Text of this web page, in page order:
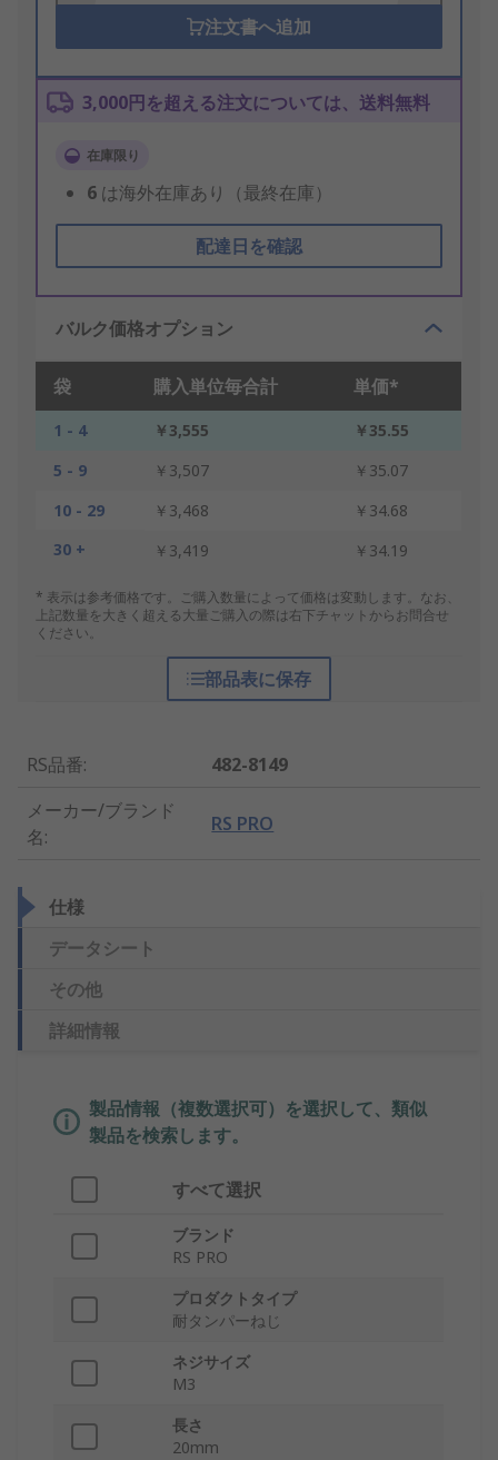
注文書へ追加
3,000円を超える注文については、送料無料
在庫限り
6 は海外在庫あり（最終在庫）
配達日を確認
バルク価格オプション
袋 購入単位毎合計 単価*
1 - 4 ￥3,555
￥35.55
5 - 9
￥3,507
￥35.07
10 - 29
￥3,468
￥34.68
30 +
￥3,419 ￥34.19
* 表示は参考価格です。ご購入数量によって価格は変動します。なお、
上記数量を大きく超える大量ご購入の際は右下チャットからお問合せ
ください。
部品表に保存
RS品番:
482-8149
メーカー/ブランド
名:
RS PRO
仕様
データシート
その他
詳細情報
製品情報（複数選択可）を選択して、類似
製品を検索します。
すべて選択
ブランド
RS PRO
プロダクトタイプ
耐タンパーねじ
ネジサイズ
M3
長さ
20mm